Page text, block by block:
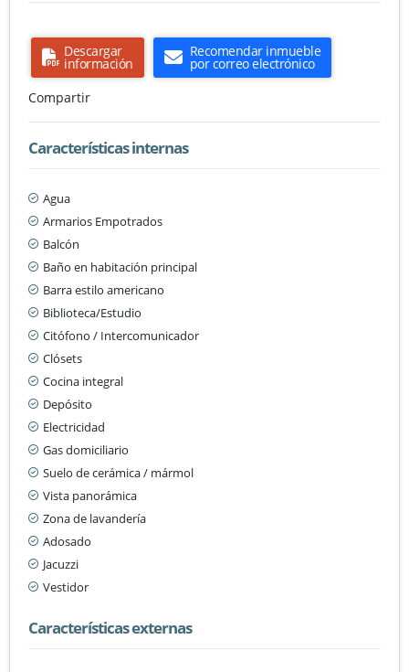
Descargar
información
Recomendar inmueble
por correo electrónico
Compartir
Características internas
Agua
Armarios Empotrados
Balcón
Baño en habitación principal
Barra estilo americano
Biblioteca/Estudio
Citófono / Intercomunicador
Clósets
Cocina integral
Depósito
Electricidad
Gas domiciliario
Suelo de cerámica / mármol
Vista panorámica
Zona de lavandería
Adosado
Jacuzzi
Vestidor
Características externas